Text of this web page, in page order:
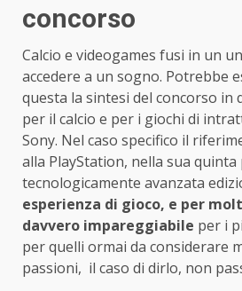
concorso
Calcio e videogames fusi in un
accedere a un sogno. Potrebbe
questa la sintesi del concorso in
per il calcio e per i giochi di
Sony. Nel caso specifico il
alla PlayStation, nella sua quinta
tecnologicamente avanzata
esperienza di gioco, e per
davvero impareggiabile per i
per quelli ormai da considerare
passioni, il caso di dirlo, non